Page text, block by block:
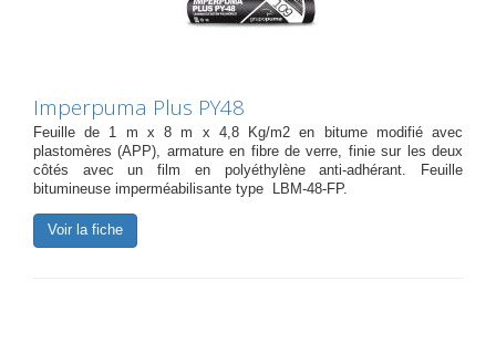
Imperpuma Plus PY48
Feuille de 1 m x 8 m x 4,8 Kg/m2 en bitume modifié avec
plastomères (APP), armature en fibre de verre, finie sur les deux
côtés avec un film en polyéthylène anti-adhérant. Feuille
bitumineuse imperméabilisante type LBM-48-FP.
Voir la fiche